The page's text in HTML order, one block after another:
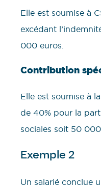
Elle est soumise à
excédant
000 euros.
Contribution
Elle est soumise à
de 40% pour la
sociales soit 50
Exemple 2
Un salarié conclue